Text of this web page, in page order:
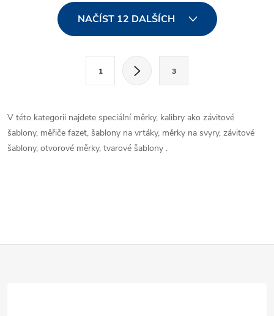
d
a
NAČÍST 12 DALŠÍCH
á
n
k
1 3
V této kategorii najdete speciální měrky, kalibry ako závitové
šablony, měřiče fazet, šablony na vrtáky, měrky na svyry, závitové
šablony, otvorové měrky, tvarové šablony .